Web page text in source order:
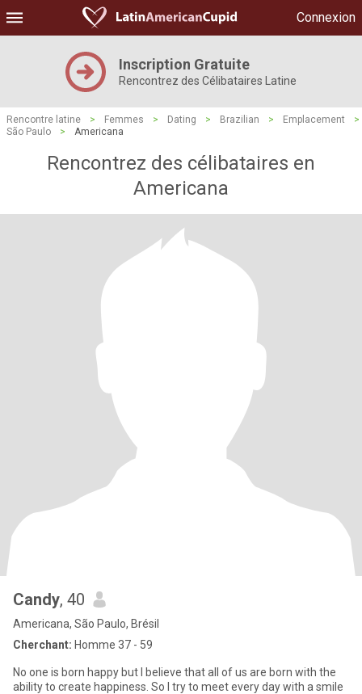
Connexion
Inscription Gratuite
Rencontrez des Célibataires Latine
Rencontre latine > Femmes > Dating > Brazilian > Emplacement
>
São Paulo
> Americana
Rencontrez des célibataires en
Americana
Candy, 40
Americana, São Paulo, Brésil
Cherchant: Homme 37 - 59
No one is born happy but I believe that all of us are born with the
ability to create happiness. So I try to meet every day with a smile